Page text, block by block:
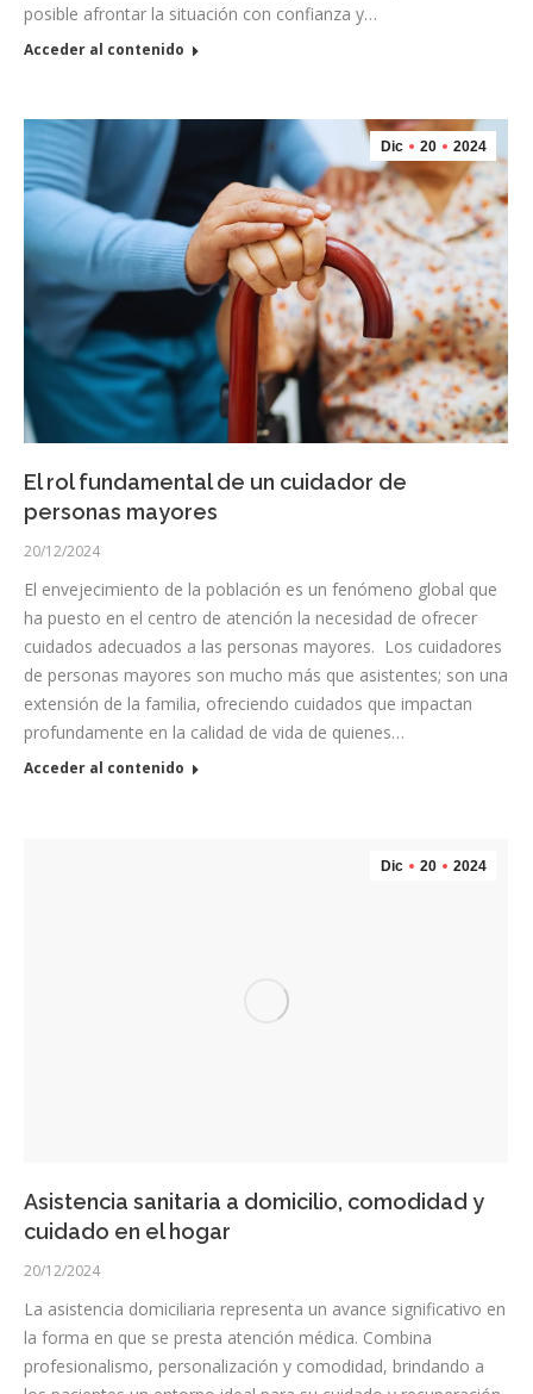
posible afrontar la situación con confianza y…
Acceder al contenido
Dic 20 2024
El rol fundamental de un cuidador de
personas mayores
20/12/2024
El envejecimiento de la población es un fenómeno global que
ha puesto en el centro de atención la necesidad de ofrecer
cuidados adecuados a las personas mayores. Los cuidadores
de personas mayores son mucho más que asistentes; son una
extensión de la familia, ofreciendo cuidados que impactan
profundamente en la calidad de vida de quienes…
Acceder al contenido
Dic 20 2024
Asistencia sanitaria a domicilio, comodidad y
cuidado en el hogar
20/12/2024
La asistencia domiciliaria representa un avance significativo en
la forma en que se presta atención médica. Combina
profesionalismo, personalización y comodidad, brindando a